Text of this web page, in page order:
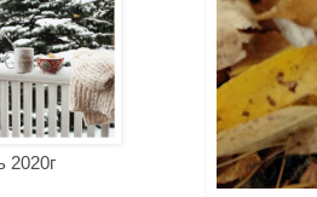
2020г